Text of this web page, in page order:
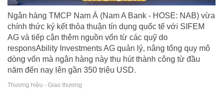
Ngân hàng TMCP Nam Á (Nam A Bank - HOSE: NAB) vừa
chính thức ký kết thỏa thuận tín dụng quốc tế với SIFEM
AG và tiếp cận thêm nguồn vốn từ các quỹ do
responsAbility Investments AG quản lý, nâng tổng quy mô
dòng vốn mà ngân hàng này thu hút thành công từ đầu
năm đến nay lên gần 350 triệu USD.
Thương hiệu - Giao thương